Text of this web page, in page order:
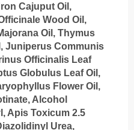
Cajuput Oil,
Wood Oil,
Oil, Thymus
Juniperus Communis
Officinalis Leaf
Globulus Leaf Oil,
Flower Oil,
Alcohol
Apis Toxicum 2.5
Urea,